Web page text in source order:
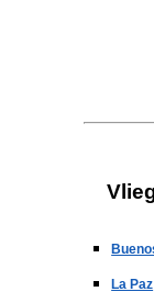
La Paz